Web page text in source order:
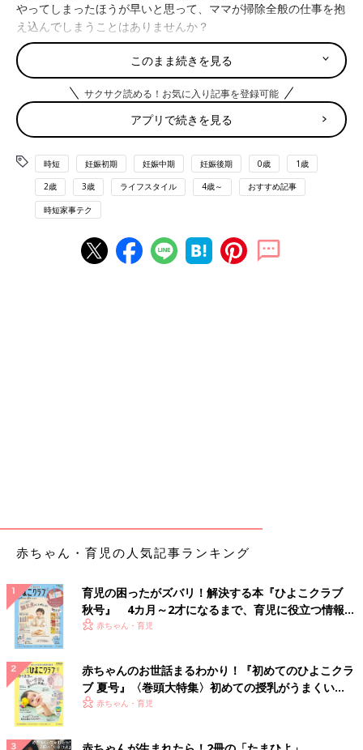
やってしまったほうが早いと思って、ママが掃除全般の仕事を抱
え込んでしまうことはありませんか？
ももせさん「よく、家族が出払ってだれもいなくなってから家事
を始めるという人がいますが、それでは家族は汚れたり散らかっ
た家を、どのように元に戻すのかを見たり知ったりする機会がな
くなってしまいます。汚してけて、戻ってきたら知らないうちに
きれいになっていることが当たり前と思われてしまうと、家事を
する側も辛いですし、逆に言えば『知らないまま』なのに『何も
やってくれない』と責められる家族もちょっとかわいそうかもし
れませんよ」
たしかに掃除していると知らないうちに自分のルールができあが
ってきてしまって、家族に何がどこにあるのか、どこにしまえば
いいのか、しっかりと共有できていないことが多いかも……。
家族の目線に合わせる
それでは実際に家族を掃除に巻き込むアイデアを教えてもらいま
しょう！
ももせさん「① まずは掃除のハードルを下げる。自分がやって
いるのと同じ結果を最初から期待せず、初心者でも簡単にできる
方法を考えましょう。例えばトイレ掃除。便座と便座の裏を確認
して、汚れていたらおそうじシートなどで拭くことを毎日の習慣
に。すみずみまできれいにできなくても、まずはそこだけできれ
ば合格点というところから始めてみて。
このまま続きを見る
サクサク読める！お気に入り記事を登録可能
アプリで続きを見る
時短 妊娠初期 妊娠中期 妊娠後期 0歳 1歳
2歳 3歳 ライフスタイル 4歳～ おすすめ記事
時短家事テク
赤ちゃん・育児の人気記事ランキング
育児の困ったがズバリ！解決する本『ひよこクラブ
秋号』 4カ月～2才になるまで、育児に役立つ情報が
いっぱい！
赤ちゃん・育児
赤ちゃんのお世話まるわかり！『初めてのひよこクラ
ブ 夏号』〈巻頭大特集〉初めての授乳がうまくい
く！ おっぱい・ミルクの基本と夏のトラブル 解決テ
赤ちゃん・育児